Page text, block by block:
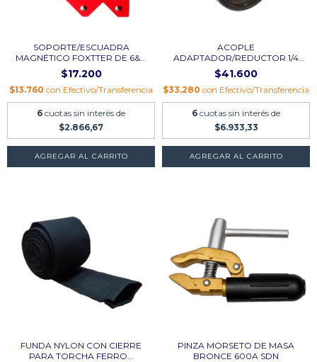
SOPORTE/ESCUADRA
MAGNÉTICO FOXTTER DE 6&...
$17.200
$13.760 con Efectivo/Transferencia
6 cuotas sin interés de
$2.866,67
ACOPLE
ADAPTADOR/REDUCTOR 1/4
VUELTA BRO...
$41.600
$33.280 con Efectivo/Transferencia
6 cuotas sin interés de
$6.933,33
FUNDA NYLON CON CIERRE
PARA TORCHA FERRO...
PINZA MORSETO DE MASA
BRONCE 600A SDN